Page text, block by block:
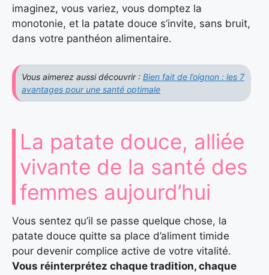
imaginez, vous variez, vous domptez la
monotonie, et la patate douce s’invite, sans bruit,
dans votre panthéon alimentaire.
Vous aimerez aussi découvrir : Bien fait de l’oignon : les 7
avantages pour une santé optimale
La patate douce, alliée
vivante de la santé des
femmes aujourd’hui
Vous sentez qu’il se passe quelque chose, la
patate douce quitte sa place d’aliment timide
pour devenir complice active de votre vitalité.
Vous réinterprétez chaque tradition, chaque